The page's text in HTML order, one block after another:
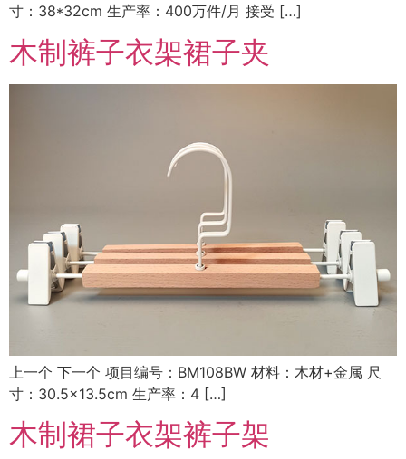
寸：38*32cm 生产率：400万件/月 接受 […]
木制裤子衣架裙子夹
上一个 下一个 项目编号：BM108BW 材料：木材+金属 尺
寸：30.5×13.5cm 生产率：4 […]
木制裙子衣架裤子架